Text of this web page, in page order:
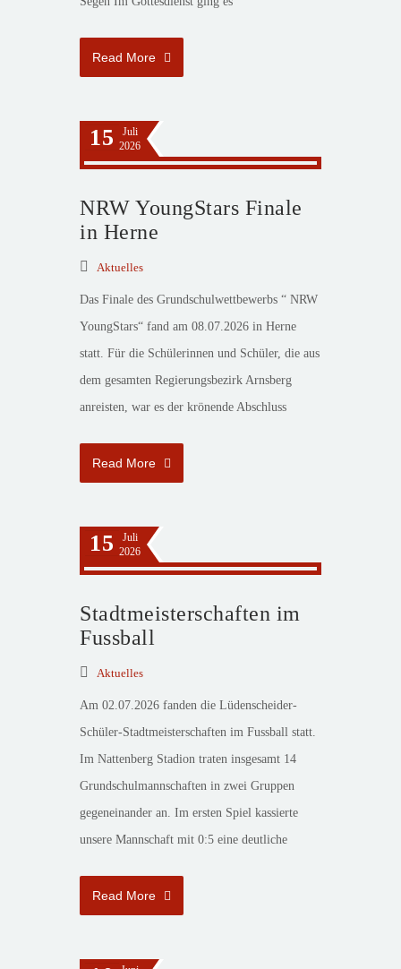
Read More
15
Juli
2026
NRW YoungStars Finale
in Herne
Aktuelles
Das Finale des Grundschulwettbewerbs “ NRW
YoungStars“ fand am 08.07.2026 in Herne
statt. Für die Schülerinnen und Schüler, die aus
dem gesamten Regierungsbezirk Arnsberg
anreisten, war es der krönende Abschluss
Read More
15
Juli
2026
Stadtmeisterschaften im
Fussball
Aktuelles
Am 02.07.2026 fanden die Lüdenscheider-
Schüler-Stadtmeisterschaften im Fussball statt.
Im Nattenberg Stadion traten insgesamt 14
Grundschulmannschaften in zwei Gruppen
gegeneinander an. Im ersten Spiel kassierte
unsere Mannschaft mit 0:5 eine deutliche
Read More